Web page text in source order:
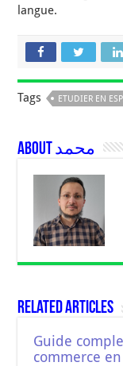
langue.
Tags ETUDIER EN
About محمد
Related Articles
Guide
commerce